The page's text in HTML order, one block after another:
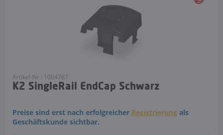
Artikel-Nr.: 1004767
K2 SingleRail EndCap Schwarz
Preise sind erst nach erfolgreicher Registrierung als
Geschäftskunde sichtbar.